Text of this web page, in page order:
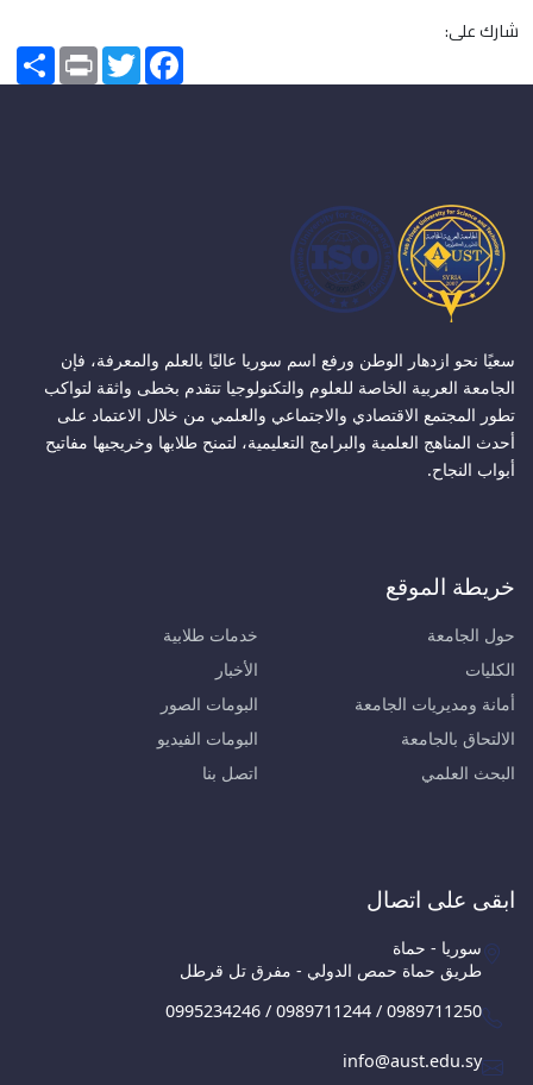
شارك على:
Share PrintTwitterFacebook
سعيًا نحو ازدهار الوطن ورفع اسم سوريا عاليًا بالعلم والمعرفة، فإن
الجامعة العربية الخاصة للعلوم والتكنولوجيا تتقدم بخطى واثقة لتواكب
تطور المجتمع الاقتصادي والاجتماعي والعلمي من خلال الاعتماد على
أحدث المناهج العلمية والبرامج التعليمية، لتمنح طلابها وخريجيها مفاتيح
أبواب النجاح.
خريطة الموقع
حول الجامعة
الكليات
أمانة ومديريات الجامعة
الالتحاق بالجامعة
البحث العلمي
خدمات طلابية
الأخبار
البومات الصور
البومات الفيديو
اتصل بنا
ابقى على اتصال
سوريا - حماة
طريق حماة حمص الدولي - مفرق تل قرطل
0995234246 / 0989711244 / 0989711250
info@aust.edu.sy